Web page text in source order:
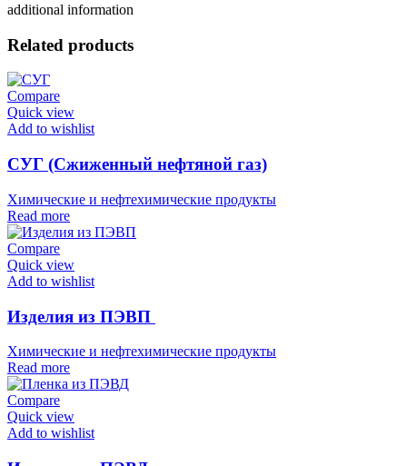
additional information
Related products
Compare
Quick view
Add to wishlist
СУГ (Сжиженный нефтяной газ)
Химические и нефтехимические продукты
Read more
Compare
Quick view
Add to wishlist
Изделия из ПЭВП
Химические и нефтехимические продукты
Read more
Compare
Quick view
Add to wishlist